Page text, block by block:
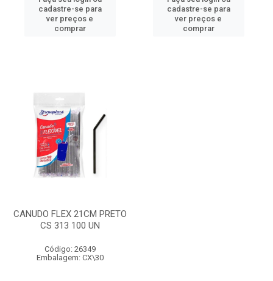
cadastre-se para
ver preços e
comprar
cadastre-se para
ver preços e
comprar
CANUDO FLEX 21CM PRETO
CS 313 100 UN
Código: 26349
Embalagem: CX\30